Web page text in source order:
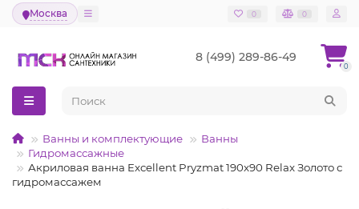
Москва 0 0
8 (499) 289-86-49
0
Ванны и комплектующие
Ванны
Гидромассажные
Акриловая ванна Excellent Pryzmat 190x90 Relax Золото с
гидромассажем